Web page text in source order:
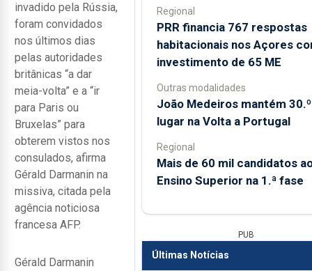
invadido pela Rússia,
foram convidados
nos últimos dias
pelas autoridades
britânicas “a dar
meia-volta” e a “ir
para Paris ou
Bruxelas” para
obterem vistos nos
consulados, afirma
Gérald Darmanin na
missiva, citada pela
agência noticiosa
francesa AFP.
Gérald Darmanin
Regional
PRR financia 767 respostas
habitacionais nos Açores
investimento de 65 ME
Outras modalidades
João Medeiros mantém 30.º
lugar na Volta a Portugal
Regional
Mais de 60 mil candidatos
Ensino Superior na 1.ª fase
PUB
Últimas Notícias